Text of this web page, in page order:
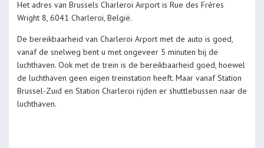
Het adres van Brussels Charleroi Airport is Rue des Frères
Wright 8, 6041 Charleroi, België.
De bereikbaarheid van Charleroi Arport met de auto is goed,
vanaf de snelweg bent u met ongeveer 5 minuten bij de
luchthaven. Ook met de trein is de bereikbaarheid goed, hoewel
de luchthaven geen eigen treinstation heeft. Maar vanaf Station
Brussel-Zuid en Station Charleroi rijden er shuttlebussen naar de
luchthaven.